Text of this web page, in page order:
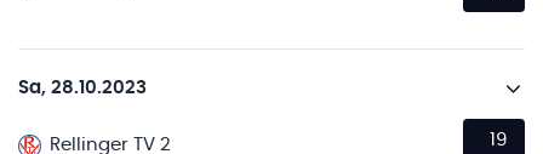
Sa, 28.10.2023
Rellinger TV 2
19